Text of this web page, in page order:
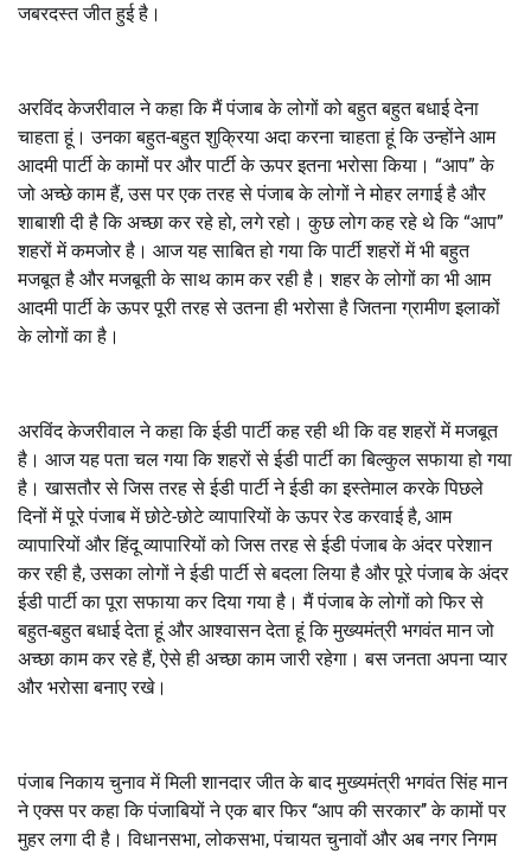
जबरदस्त जीत हुई है।
अरविंद केजरीवाल ने कहा कि मैं पंजाब के लोगों को बहुत बहुत बधाई देना
चाहता हूं। उनका बहुत-बहुत शुक्रिया अदा करना चाहता हूं कि उन्होंने आम
आदमी पार्टी के कामों पर और पार्टी के ऊपर इतना भरोसा किया। “आप” के
जो अच्छे काम हैं, उस पर एक तरह से पंजाब के लोगों ने मोहर लगाई है और
शाबाशी दी है कि अच्छा कर रहे हो, लगे रहो। कुछ लोग कह रहे थे कि “आप”
शहरों में कमजोर है। आज यह साबित हो गया कि पार्टी शहरों में भी बहुत
मजबूत है और मजबूती के साथ काम कर रही है। शहर के लोगों का भी आम
आदमी पार्टी के ऊपर पूरी तरह से उतना ही भरोसा है जितना ग्रामीण इलाकों
के लोगों का है।
अरविंद केजरीवाल ने कहा कि ईडी पार्टी कह रही थी कि वह शहरों में मजबूत
है। आज यह पता चल गया कि शहरों से ईडी पार्टी का बिल्कुल सफाया हो गया
है। खासतौर से जिस तरह से ईडी पार्टी ने ईडी का इस्तेमाल करके पिछले
दिनों में पूरे पंजाब में छोटे-छोटे व्यापारियों के ऊपर रेड करवाई है, आम
व्यापारियों और हिंदू व्यापारियों को जिस तरह से ईडी पंजाब के अंदर परेशान
कर रही है, उसका लोगों ने ईडी पार्टी से बदला लिया है और पूरे पंजाब के अंदर
ईडी पार्टी का पूरा सफाया कर दिया गया है। मैं पंजाब के लोगों को फिर से
बहुत-बहुत बधाई देता हूं और आश्वासन देता हूं कि मुख्यमंत्री भगवंत मान जो
अच्छा काम कर रहे हैं, ऐसे ही अच्छा काम जारी रहेगा। बस जनता अपना प्यार
और भरोसा बनाए रखे।
पंजाब निकाय चुनाव में मिली शानदार जीत के बाद मुख्यमंत्री भगवंत सिंह मान
ने एक्स पर कहा कि पंजाबियों ने एक बार फिर ‘‘आप की सरकार’’ के कामों पर
मुहर लगा दी है। विधानसभा, लोकसभा, पंचायत चुनावों और अब नगर निगम